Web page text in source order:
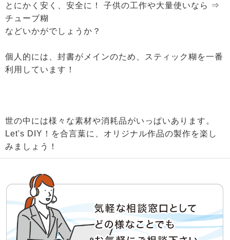
とにかく安く、安全に！ 子供の工作や大量使いなら ⇒
チューブ糊
などいかがでしょうか？
個人的には、封書がメインのため、スティック糊を一番
利用しています！
世の中には様々な素材や消耗品がいっぱいあります。
Let's DIY！を合言葉に、オリジナル作品の製作を楽し
みましょう！